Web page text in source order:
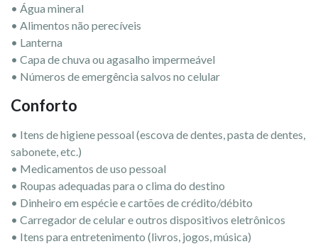
• Água mineral
• Alimentos não perecíveis
• Lanterna
• Capa de chuva ou agasalho impermeável
• Números de emergência salvos no celular
Conforto
• Itens de higiene pessoal (escova de dentes, pasta de dentes,
sabonete, etc.)
• Medicamentos de uso pessoal
• Roupas adequadas para o clima do destino
• Dinheiro em espécie e cartões de crédito/débito
• Carregador de celular e outros dispositivos eletrônicos
• Itens para entretenimento (livros, jogos, música)